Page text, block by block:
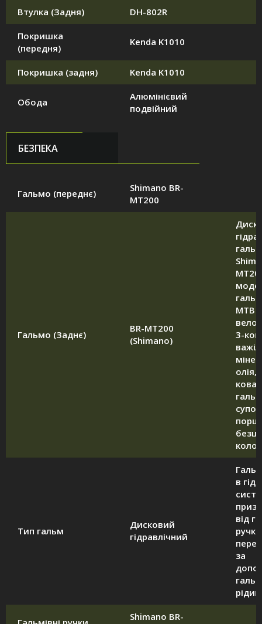
Втулка (Задня) DH-802R
Покришка
(передня)
Kenda K1010
Покришка (задня) Kenda K1010
Обода
Алюмінієвий
подвійний
БЕЗПЕКА
Гальмо (переднє)
Shimano BR-
MT200
Гальмо (Заднє)
BR-MT200
(Shimano)
MTB
3-
олія,
Тип гальм
Дисковий
гідравлічний
в
від
за
Shimano BR-